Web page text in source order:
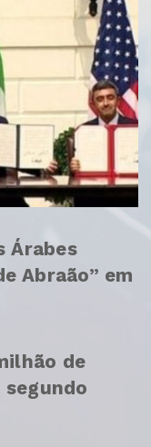
Árabes
Abraão” em
de
segundo